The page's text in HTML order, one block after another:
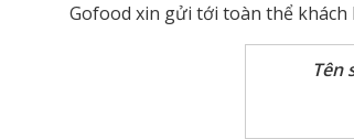
Gofood xin gửi tới toàn thể khách
Tên